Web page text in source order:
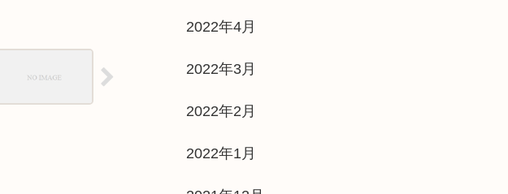
2022年4月
2022年3月
2022年2月
2022年1月